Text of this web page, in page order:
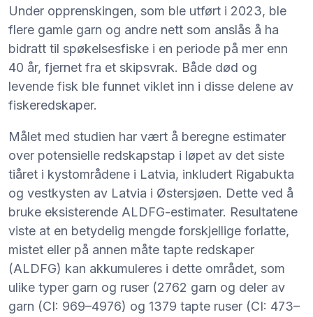
Under opprenskingen, som ble utført i 2023, ble
flere gamle garn og andre nett som anslås å ha
bidratt til spøkelsesfiske i en periode på mer enn
40 år, fjernet fra et skipsvrak. Både død og
levende fisk ble funnet viklet inn i disse delene av
fiskeredskaper.
Målet med studien har vært å beregne estimater
over potensielle redskapstap i løpet av det siste
tiåret i kystområdene i Latvia, inkludert Rigabukta
og vestkysten av Latvia i Østersjøen. Dette ved å
bruke eksisterende ALDFG-estimater. Resultatene
viste at en betydelig mengde forskjellige forlatte,
mistet eller på annen måte tapte redskaper
(ALDFG) kan akkumuleres i dette området, som
ulike typer garn og ruser (2762 garn og deler av
garn (CI: 969–4976) og 1379 tapte ruser (CI: 473–